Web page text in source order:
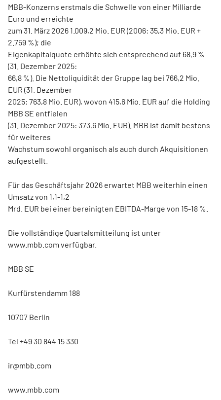
MBB-Konzerns erstmals die Schwelle von einer Milliarde
Euro und erreichte
zum 31. März 2026 1.009,2 Mio. EUR (2006: 35,3 Mio. EUR +
2.759 %); die
Eigenkapitalquote erhöhte sich entsprechend auf 68,9 %
(31. Dezember 2025:
66,8 %). Die Nettoliquidität der Gruppe lag bei 766,2 Mio.
EUR (31. Dezember
2025: 763,8 Mio. EUR), wovon 415,6 Mio. EUR auf die Holding
MBB SE entfielen
(31. Dezember 2025: 373,6 Mio. EUR). MBB ist damit bestens
für weiteres
Wachstum sowohl organisch als auch durch Akquisitionen
aufgestellt.
Für das Geschäftsjahr 2026 erwartet MBB weiterhin einen
Umsatz von 1,1-1,2
Mrd. EUR bei einer bereinigten EBITDA-Marge von 15-18 %.
Die vollständige Quartalsmitteilung ist unter
www.mbb.com verfügbar.
MBB SE
Kurfürstendamm 188
10707 Berlin
Tel +49 30 844 15 330
ir@mbb.com
www.mbb.com